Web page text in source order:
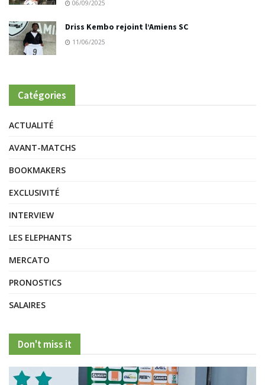
06/09/2025
Driss Kembo rejoint l’Amiens SC
11/06/2025
Catégories
ACTUALITÉ
AVANT-MATCHS
BOOKMAKERS
EXCLUSIVITÉ
INTERVIEW
LES ELEPHANTS
MERCATO
PRONOSTICS
SALAIRES
Don't miss it